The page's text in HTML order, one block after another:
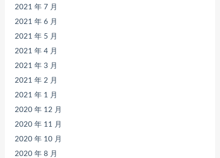
2021 年 7 月
2021 年 6 月
2021 年 5 月
2021 年 4 月
2021 年 3 月
2021 年 2 月
2021 年 1 月
2020 年 12 月
2020 年 11 月
2020 年 10 月
2020 年 8 月